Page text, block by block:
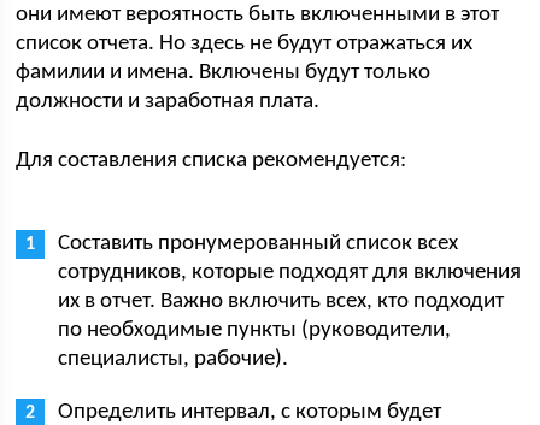
они имеют вероятность быть включенными в этот
список отчета. Но здесь не будут отражаться их
фамилии и имена. Включены будут только
должности и заработная плата.
Для составления списка рекомендуется:
Составить пронумерованный список всех
сотрудников, которые подходят для включения
их в отчет. Важно включить всех, кто подходит
по необходимые пункты (руководители,
специалисты, рабочие).
Определить интервал, с которым будет